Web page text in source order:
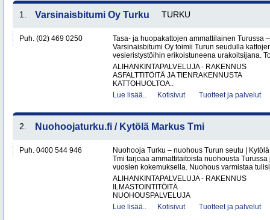
1. Varsinaisbitumi Oy Turku TURKU
Puh. (02) 469 0250
Tasa- ja huopakattojen ammattilainen Turussa
Varsinaisbitumi Oy toimii Turun seudulla
vesieristystöihin erikoistuneena urakoitsijana.
ALIHANKINTAPALVELUJA - RAKENNUS
ASFALTTITÖITÄ JA TIENRAKENNUSTA
KATTOHUOLTOA..
Lue lisää..
Kotisivut Tuotteet ja palvelut
2. Nuohoojaturku.fi / Kytölä Markus Tmi
Puh. 0400 544 946
Nuohooja Turku – nuohous Turun seutu |
Tmi tarjoaa ammattitaitoista nuohousta
vuosien kokemuksella. Nuohous varmistaa
ALIHANKINTAPALVELUJA - RAKENNUS
ILMASTOINTITÖITÄ
NUOHOUSPALVELUJA
Lue lisää..
Kotisivut Tuotteet ja palvelut